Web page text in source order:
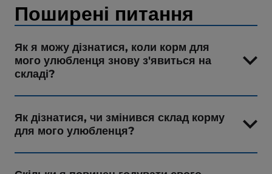
Поширені питання
Як я можу дізнатися, коли корм для
мого улюбленця знову з'явиться на
складі?
Як дізнатися, чи змінився склад корму
для мого улюбленця?